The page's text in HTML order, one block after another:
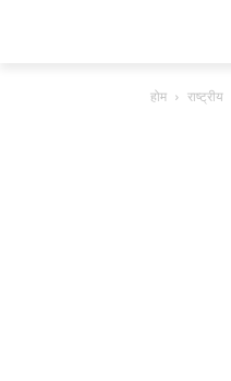
होम राष्ट्रीय